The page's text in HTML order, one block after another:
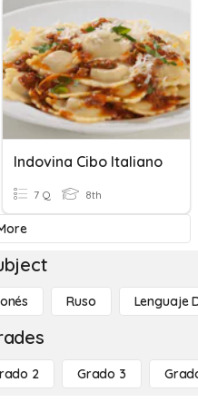
Indovina Cibo Italiano
7 Q 8th
Ruso Lenguaje
2 Grado 3